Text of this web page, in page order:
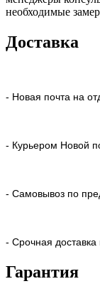
необходимые
Доставка
- Новая почта на
- Курьером Новой
- Самовывоз по
- Срочная доставка
Гарантия